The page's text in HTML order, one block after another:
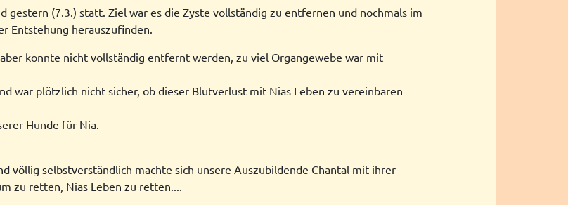
gestern (7.3.) statt. Ziel war es die Zyste vollständig zu entfernen und nochmals im
Entstehung herauszufinden.
konnte nicht vollständig entfernt werden, zu viel Organgewebe war mit
war plötzlich nicht sicher, ob dieser Blutverlust mit Nias Leben zu vereinbaren
Hunde für Nia.
völlig selbstverständlich machte sich unsere Auszubildende Chantal mit ihrer
zu retten, Nias Leben zu retten....